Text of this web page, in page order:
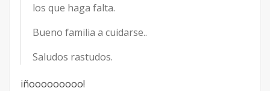
los que haga falta.
Bueno familia a cuidarse..
Saludos rastudos.
iñooooooooo!